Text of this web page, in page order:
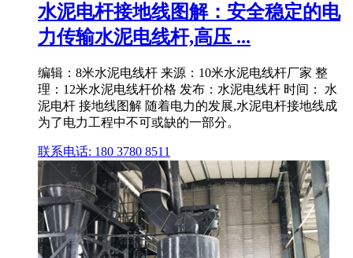
水泥电杆接地线图解：安全稳定的电
力传输水泥电线杆,高压 ...
编辑：8米水泥电线杆 来源：10米水泥电线杆厂家 整
理：12米水泥电线杆价格 发布：水泥电线杆 时间： 水
泥电杆 接地线图解 随着电力的发展,水泥电杆接地线成
为了电力工程中不可或缺的一部分。
联系电话: 180 3780 8511